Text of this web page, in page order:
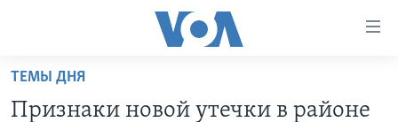
Перейти
основной
ТЕМЫ ДНЯ
Признаки новой утечки в районе